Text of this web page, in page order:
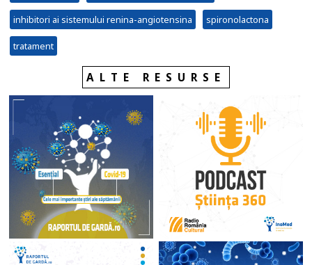
inhibitori ai sistemului renina-angiotensina spironolactona
tratament
ALTE RESURSE